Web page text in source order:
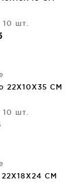
шт.
22X10X35 CM
шт.
CM